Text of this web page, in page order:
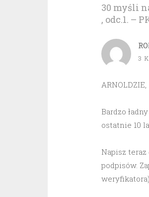
30 myśli
, odc.1. –
3
ARNOLDZIE,
Bardzo
ostatnie 10
Napisz
podpisów.